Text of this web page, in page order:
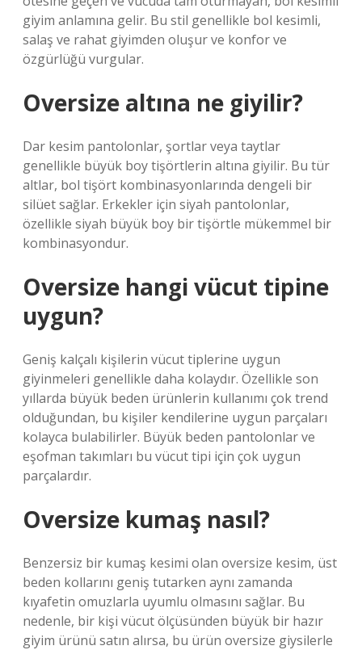
giyim anlamına gelir. Bu stil genellikle bol kesimli,
salaş ve rahat giyimden oluşur ve konfor ve
özgürlüğü vurgular.
Oversize altına ne giyilir?
Dar kesim pantolonlar, şortlar veya taytlar
genellikle büyük boy tişörtlerin altına giyilir. Bu tür
altlar, bol tişört kombinasyonlarında dengeli bir
silüet sağlar. Erkekler için siyah pantolonlar,
özellikle siyah büyük boy bir tişörtle mükemmel bir
kombinasyondur.
Oversize hangi vücut tipine
uygun?
Geniş kalçalı kişilerin vücut tiplerine uygun
giyinmeleri genellikle daha kolaydır. Özellikle son
yıllarda büyük beden ürünlerin kullanımı çok trend
olduğundan, bu kişiler kendilerine uygun parçaları
kolayca bulabilirler. Büyük beden pantolonlar ve
eşofman takımları bu vücut tipi için çok uygun
parçalardır.
Oversize kumaş nasıl?
Benzersiz bir kumaş kesimi olan oversize kesim, üst
beden kollarını geniş tutarken aynı zamanda
kıyafetin omuzlarla uyumlu olmasını sağlar. Bu
nedenle, bir kişi vücut ölçüsünden büyük bir hazır
giyim ürünü satın alırsa, bu ürün oversize giysilerle